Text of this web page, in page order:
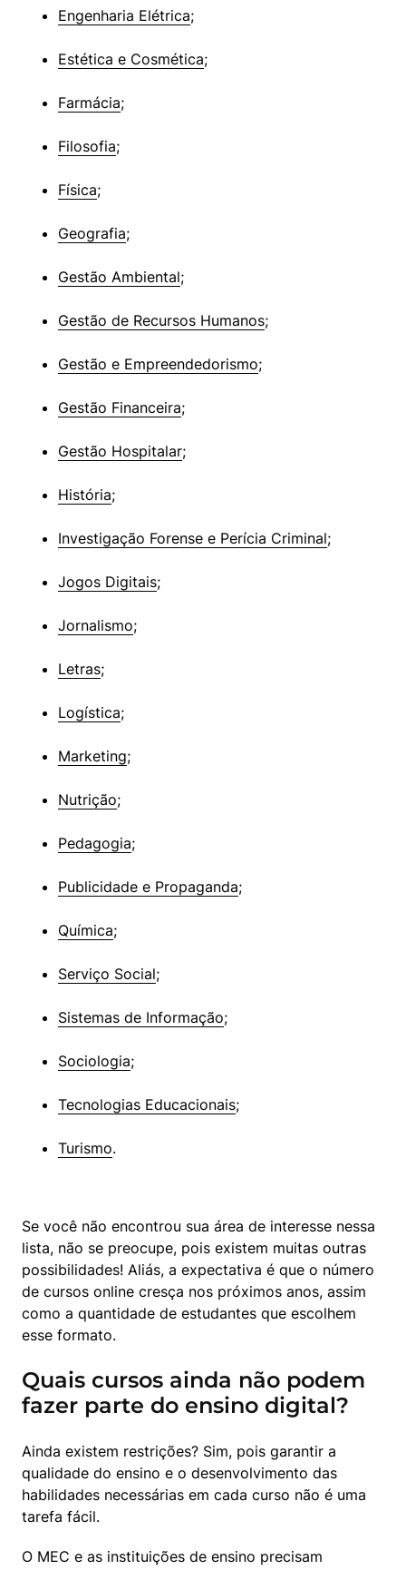
Engenharia Elétrica;
Estética e Cosmética;
Farmácia;
Filosofia;
Física;
Geografia;
Gestão Ambiental;
Gestão de Recursos Humanos;
Gestão e Empreendedorismo;
Gestão Financeira;
Gestão Hospitalar;
História;
Investigação Forense e Perícia Criminal;
Jogos Digitais;
Jornalismo;
Letras;
Logística;
Marketing;
Nutrição;
Pedagogia;
Publicidade e Propaganda;
Química;
Serviço Social;
Sistemas de Informação;
Sociologia;
Tecnologias Educacionais;
Turismo.
Se você não encontrou sua área de interesse nessa
lista, não se preocupe, pois existem muitas outras
possibilidades! Aliás, a expectativa é que o número
de cursos online cresça nos próximos anos, assim
como a quantidade de estudantes que escolhem
esse formato.
Quais cursos ainda não podem
fazer parte do ensino digital?
Ainda existem restrições? Sim, pois garantir a
qualidade do ensino e o desenvolvimento das
habilidades necessárias em cada curso não é uma
tarefa fácil.
O MEC e as instituições de ensino precisam